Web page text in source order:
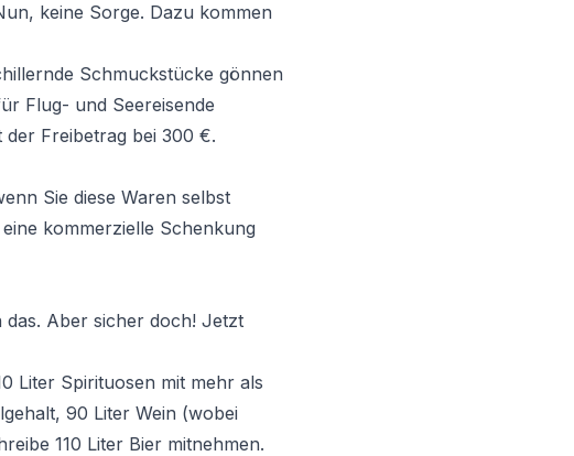
keine Sorge. Dazu kommen
Schmuckstücke gönnen
Flug- und Seereisende
der Freibetrag bei 300 €.
Sie diese Waren selbst
kommerzielle Schenkung
Aber sicher doch! Jetzt
Liter Spirituosen mit mehr als
90 Liter Wein (wobei
110 Liter Bier mitnehmen.